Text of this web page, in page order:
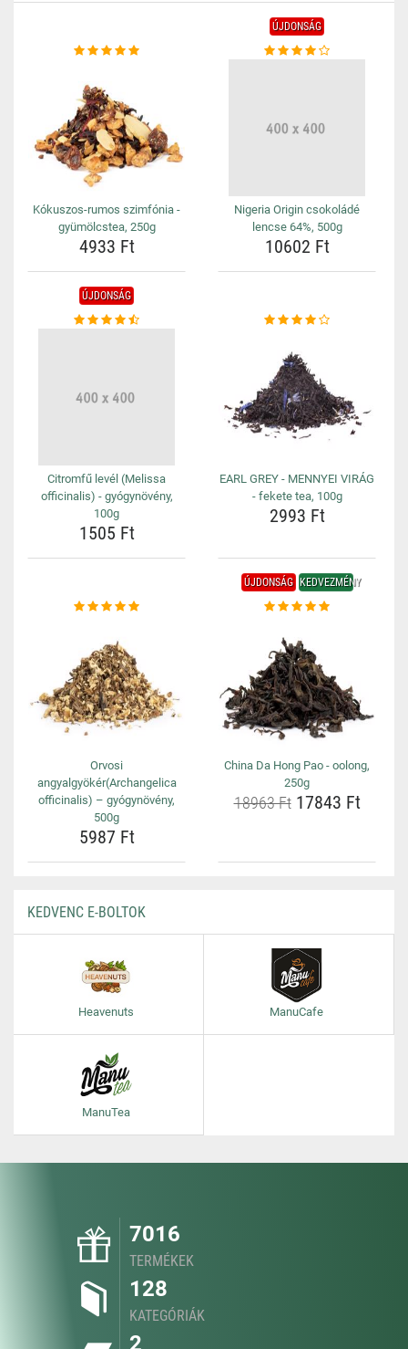
Kókuszos-rumos szimfónia -
gyümölcstea, 250g
4933 Ft
ÚJDONSÁG
Nigeria Origin csokoládé
lencse 64%, 500g
10602 Ft
ÚJDONSÁG
Citromfű levél (Melissa
officinalis) - gyógynövény,
100g
1505 Ft
EARL GREY - MENNYEI VIRÁG
- fekete tea, 100g
2993 Ft
Orvosi
angyalgyökér(Archangelica
officinalis) – gyógynövény,
500g
5987 Ft
ÚJDONSÁG KEDVEZMÉNY
China Da Hong Pao - oolong,
250g
18963 Ft17843 Ft
KEDVENC E-BOLTOK
Heavenuts ManuCafe
ManuTea
7016
TERMÉKEK
128
KATEGÓRIÁK
2